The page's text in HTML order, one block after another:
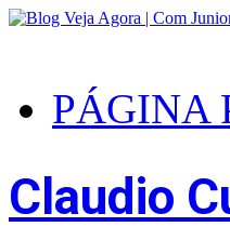
PÁGINA
Claudio